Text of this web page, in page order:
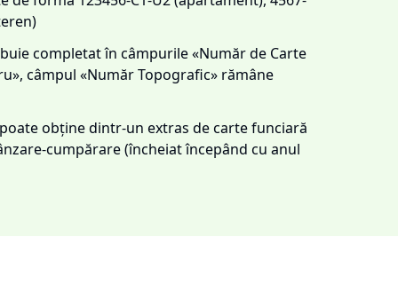
completat în câmpurile «Număr de Carte
câmpul «Număr Topografic» rămâne
obține dintr-un extras de carte funciară
cumpărare (încheiat începând cu anul